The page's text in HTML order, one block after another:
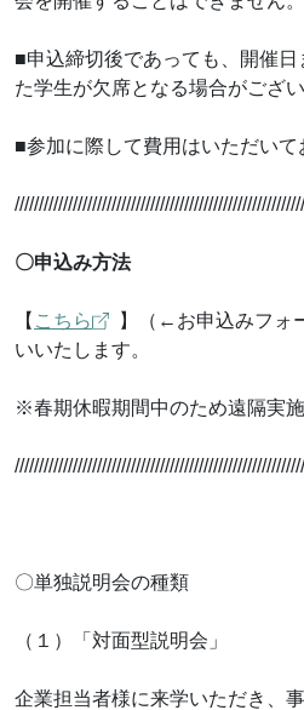
■申込締切後であっても、開催
た学生が欠席となる場合がござい
■参加に際して費用はいただいて
〇申込み方法
【 こちら
】（←お申込みフォ
いいたします。
※春期休暇期間中のため遠隔実
〇単独説明会の種類
（１）「対面型説明会」
企業担当者様に来学いただき、